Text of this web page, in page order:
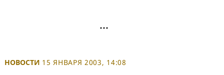
НОВОСТИ 15 ЯНВАРЯ 2003, 14:08